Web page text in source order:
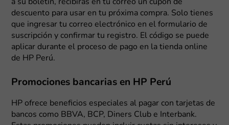
a su boletín, recibirás en tu correo un cupón de
descuento para usar en tu próxima compra. Solo tienes
que ingresar tu correo electrónico en el formulario de
suscripción y confirmar tu registro. El código se puede
aplicar durante el proceso de pago en la tienda online
de HP Perú.
Promociones bancarias en HP Perú
HP ofrece beneficios especiales al pagar con tarjetas de
bancos como BBVA, BCP, Diners Club e Interbank.